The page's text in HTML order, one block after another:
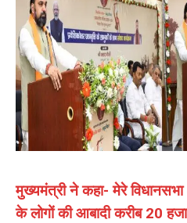
मुख्यमंत्री ने कहा- मेरे
के लोगों की आबादी करीब 20